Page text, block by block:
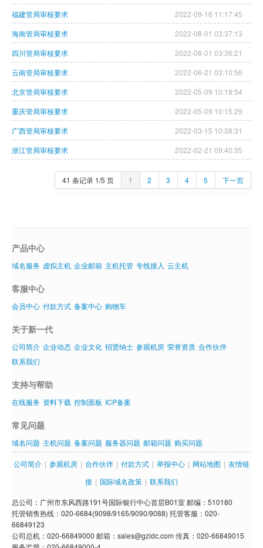
域名注册
虚拟主机
企业邮箱
SSL证书
云主机
客服中心
企业文化
2022-09-16 11:17:45
福建管局审核要求
2022-08-01 03:37:13
海南管局审核要求
2022-08-01 03:36:21
四川管局审核要求
2022-06-21 03:10:56
云南管局审核要求
2022-05-09 10:18:54
北京管局审核要求
2022-05-09 10:15:29
重庆管局审核要求
2022-03-15 10:38:31
广西管局审核要求
2022-02-21 09:40:35
浙江管局审核要求
41 条记录 1/5 页 1 2 3 4 5 下一页
产品中心
域名服务 虚拟主机 企业邮箱 主机托管 专线接入 云主机
客服中心
会员中心 付款方式 备案中心 购物车
关于新一代
公司简介 企业动态 企业文化 招贤纳士 参观机房 荣誉资质 合作伙伴
联系我们
支持与帮助
在线服务 资料下载 控制面板 ICP备案
常见问题
域名问题 主机问题 备案问题 服务器问题 邮箱问题 购买问题
公司简介 | 参观机房 | 合作伙伴 | 付款方式 | 举报中心 | 网站地图 | 友情链
接 | 国际域名政策 | 联系我们
总公司：广州市东风西路191号国际银行中心首层B01室 邮编：510180
托管销售热线：020-6684(9098/9165/9090/9088) 托管客服：020-
66849123
公司总机：020-66849000 邮箱：sales@gzidc.com 传真：020-66849015